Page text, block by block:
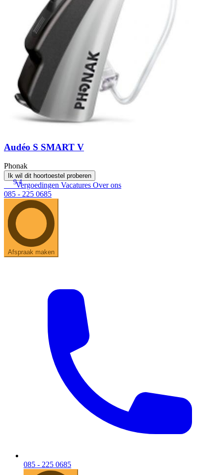
Audéo S SMART V
Phonak
Ik wil dit hoortoestel proberen
9.4
Vergoedingen Vacatures Over ons
085 - 225 0685
Afspraak maken
085 - 225 0685